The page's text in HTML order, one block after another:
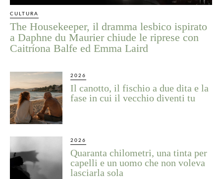
CULTURA
The Housekeeper, il dramma lesbico ispirato
a Daphne du Maurier chiude le riprese con
Caitríona Balfe ed Emma Laird
2026
Il canotto, il fischio a due dita e la
fase in cui il vecchio diventi tu
2026
Quaranta chilometri, una tinta per
capelli e un uomo che non voleva
lasciarla sola